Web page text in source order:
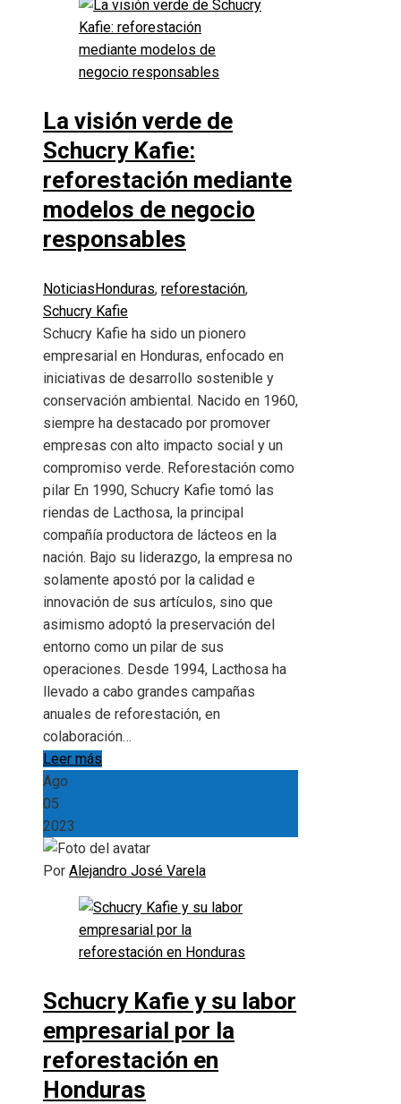
La visión verde de
Schucry Kafie:
reforestación mediante
modelos de negocio
responsables
NoticiasHonduras, reforestación,
Schucry Kafie
Schucry Kafie ha sido un pionero
empresarial en Honduras, enfocado en
iniciativas de desarrollo sostenible y
conservación ambiental. Nacido en 1960,
siempre ha destacado por promover
empresas con alto impacto social y un
compromiso verde. Reforestación como
pilar En 1990, Schucry Kafie tomó las
riendas de Lacthosa, la principal
compañía productora de lácteos en la
nación. Bajo su liderazgo, la empresa no
solamente apostó por la calidad e
innovación de sus artículos, sino que
asimismo adoptó la preservación del
entorno como un pilar de sus
operaciones. Desde 1994, Lacthosa ha
llevado a cabo grandes campañas
anuales de reforestación, en
colaboración…
Leer más
Ago
05
2023
Por Alejandro José Varela
Schucry Kafie y su labor
empresarial por la
reforestación en
Honduras